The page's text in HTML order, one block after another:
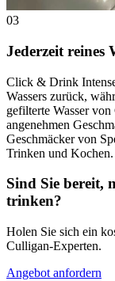
03
Jederzeit reines
Click & Drink
Wassers zurück,
gefilterte Wasser
angenehmen
Geschmäcker von
Trinken und Kochen.
Sind Sie bereit,
trinken?
Holen Sie sich ein
Culligan-Experten.
Angebot anfordern